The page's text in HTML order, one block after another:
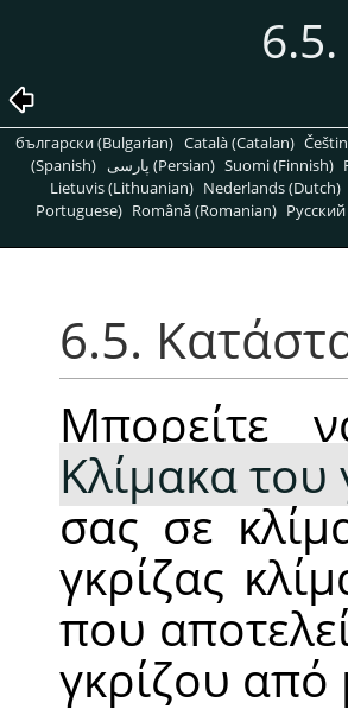
български (Bulgarian) Català (Catalan)
(Spanish)
پارسی (Persian) Suomi (Finnish)
Lietuvis (Lithuanian) Nederlands (Dutch)
Portuguese) Română (Romanian)
6.5.
Μπορείτε
Κλίμακα του
σας σε
γκρίζας
που
γκρίζου